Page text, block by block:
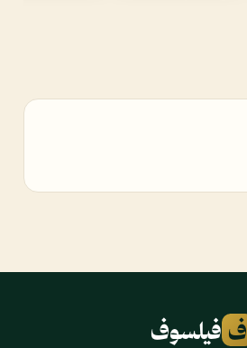
ف فيلسوف